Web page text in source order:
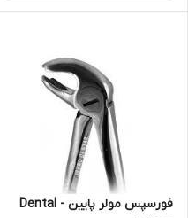
فورسپس مولر پایین - Dental